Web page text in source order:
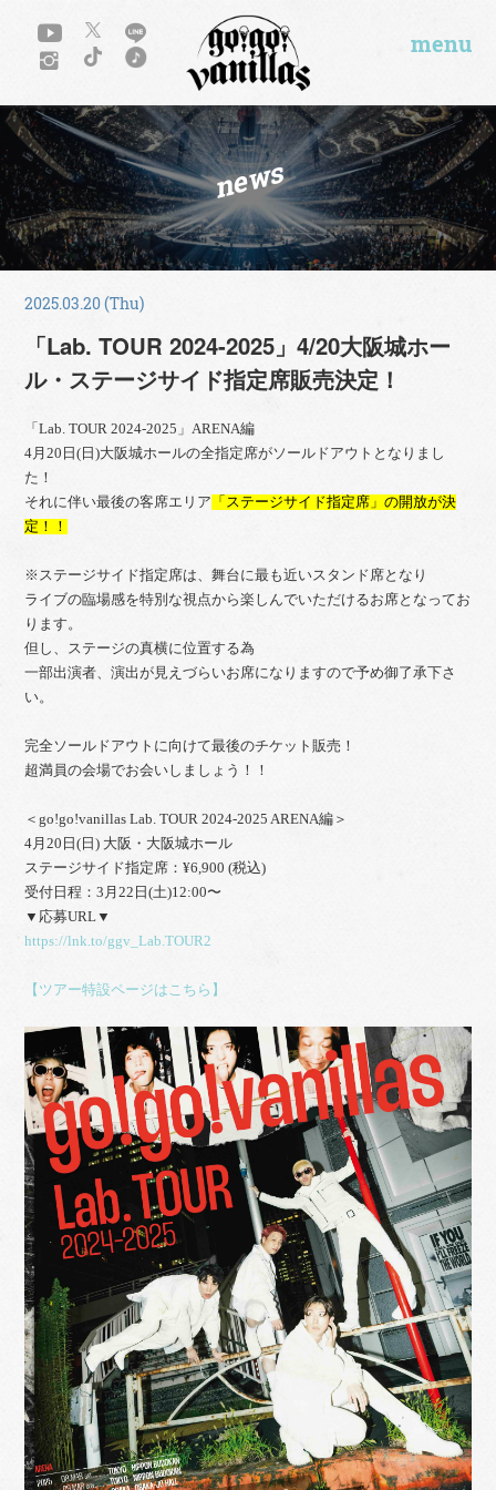
menu
news
2025.03.20 (Thu)
「Lab. TOUR 2024-2025」4/20大阪城ホー
ル・ステージサイド指定席販売決定！
「Lab. TOUR 2024-2025」ARENA編
4月20日(日)大阪城ホールの全指定席がソールドアウトとなりまし
た！
それに伴い最後の客席エリア 「ステージサイド指定席」の開放が決
定！！
※ステージサイド指定席は、舞台に最も近いスタンド席となり
ライブの臨場感を特別な視点から楽しんでいただけるお席となってお
ります。
但し、ステージの真横に位置する為
一部出演者、演出が見えづらいお席になりますので予め御了承下さ
い。
完全ソールドアウトに向けて最後のチケット販売！
超満員の会場でお会いしましょう！！
＜go!go!vanillas Lab. TOUR 2024-2025 ARENA編＞
4月20日(日) 大阪・大阪城ホール
ステージサイド指定席：¥6,900 (税込)
受付日程：3月22日(土)12:00〜
▼応募URL▼
https://lnk.to/ggv_Lab.TOUR2
【ツアー特設ページはこちら】